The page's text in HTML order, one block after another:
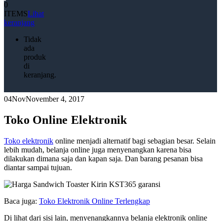
0
ITEMSLihat
keranjang
Tidak
ada
produk
di
keranjang.
04NovNovember 4, 2017
Toko Online Elektronik
Toko elektronik online menjadi alternatif bagi sebagian besar. Selain
lebih mudah, belanja online juga menyenangkan karena bisa
dilakukan dimana saja dan kapan saja. Dan barang pesanan bisa
diantar sampai tujuan.
Baca juga: Toko Elektronik Online Terlengkap
Di lihat dari sisi lain, menyenangkannya belanja elektronik online